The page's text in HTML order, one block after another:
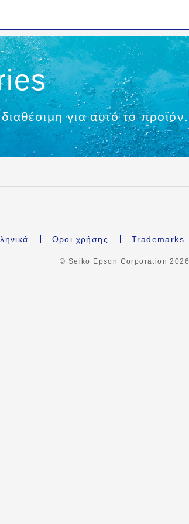
για αυτό το προϊόν.
Οροι χρήσης Trademarks
© Seiko Epson Corporation2026